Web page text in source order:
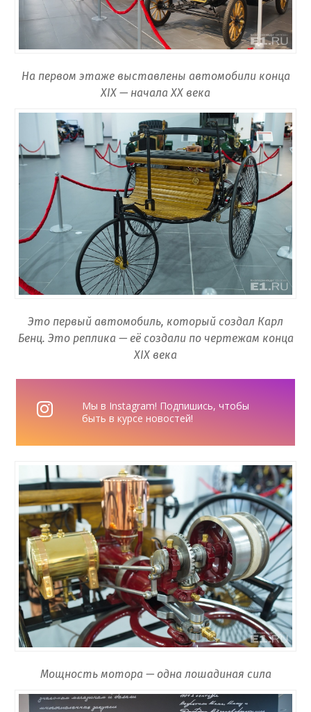
На первом этаже выставлены автомобили конца
XIX — начала XX века
Это первый автомобиль, который создал Карл
Бенц. Это реплика — её создали по чертежам конца
XIX века
Мы в Instagram! Подпишись, чтобы
быть в курсе новостей!
Мощность мотора — одна лошадиная сила